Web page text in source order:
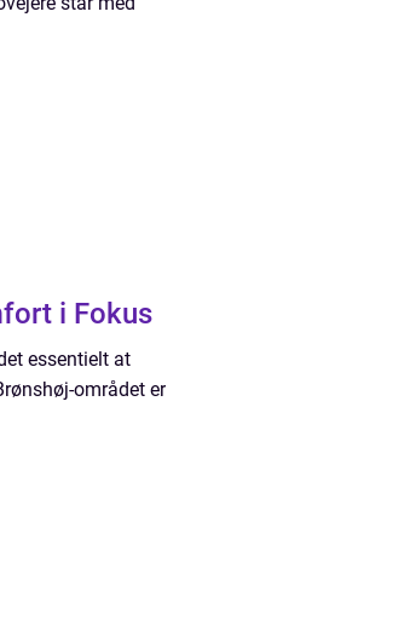
i Fokus
essentielt at
området er